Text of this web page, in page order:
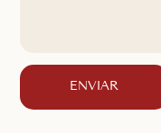
ENVIAR